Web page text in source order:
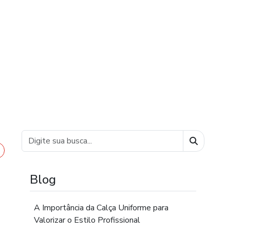
Buscar
Blog
A Importância da Calça Uniforme para
Valorizar o Estilo Profissional